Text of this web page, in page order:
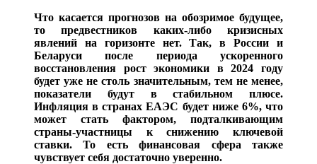
Что касается прогнозов на обозримое будущее,
то предвестников каких-либо кризисных
явлений на горизонте нет. Так, в России и
Беларуси после периода ускоренного
восстановления рост экономики в 2024 году
будет уже не столь значительным, тем не менее,
показатели будут в стабильном плюсе.
Инфляция в странах ЕАЭС будет ниже 6%, что
может стать фактором, подталкивающим
страны-участницы к снижению ключевой
ставки. То есть финансовая сфера также
чувствует себя достаточно уверенно.